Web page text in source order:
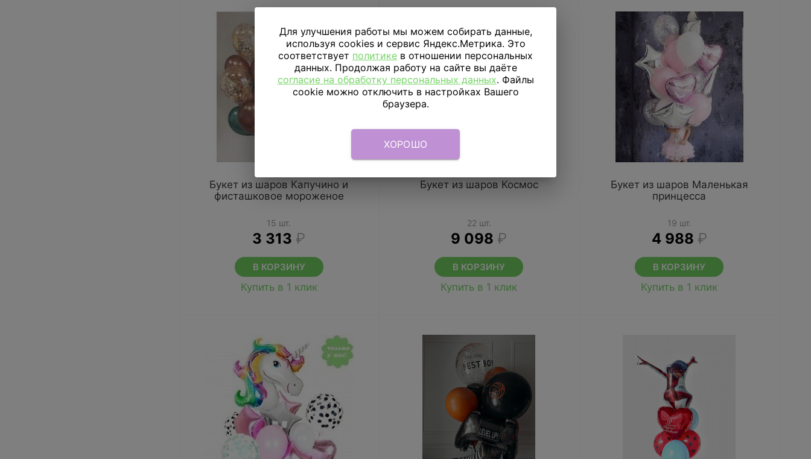
Букет из шаров Капучино и
фисташковое мороженое
15 шт.
3 313 ₽
В КОРЗИНУ
Купить в 1 клик
Букет из шаров Космос
22 шт.
9 098 ₽
В КОРЗИНУ
Купить в 1 клик
Букет из шаров Маленькая
принцесса
19 шт.
4 988 ₽
В КОРЗИНУ
Купить в 1 клик
Для улучшения работы мы можем собирать данные,
используя cookies и сервис Яндекс.Метрика. Это
соответствует политике в отношении персональных
данных. Продолжая работу на сайте вы даёте
согласие на обработку персональных данных. Файлы
cookie можно отключить в настройках Вашего
браузера.
ХОРОШО